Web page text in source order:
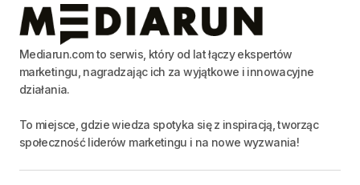
Mediarun.com to serwis, który od lat łączy ekspertów
marketingu, nagradzając ich za wyjątkowe i innowacyjne
działania.
To miejsce, gdzie wiedza spotyka się z inspiracją, tworząc
społeczność liderów marketingu i na nowe wyzwania!